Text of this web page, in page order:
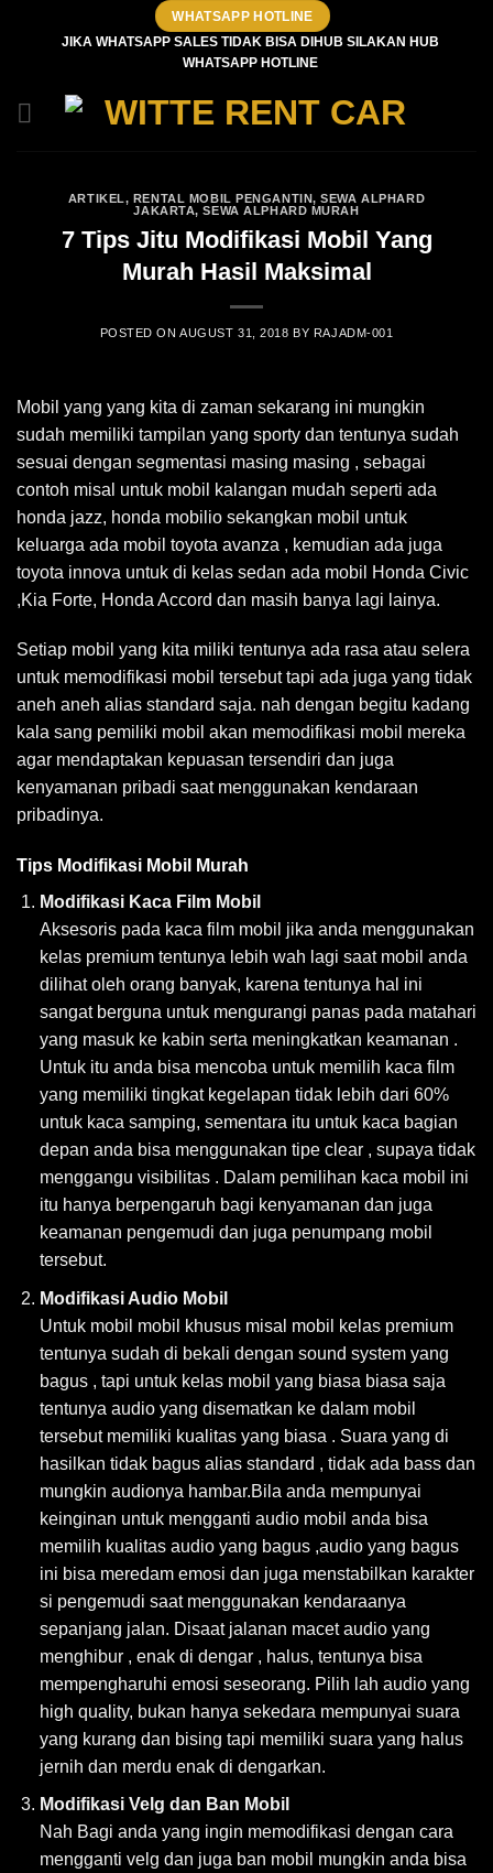
WHATSAPP HOTLINE
JIKA WHATSAPP SALES TIDAK BISA DIHUB SILAKAN HUB
WHATSAPP HOTLINE
ARTIKEL, RENTAL MOBIL PENGANTIN,SEWA ALPHARD
JAKARTA,SEWA ALPHARD MURAH
7 Tips Jitu Modifikasi Mobil Yang
Murah Hasil Maksimal
POSTED ONAUGUST 31, 2018 BY RAJADM-001
Mobil yang yang kita di zaman sekarang ini mungkin
sudah memiliki tampilan yang sporty dan tentunya sudah
sesuai dengan segmentasi masing masing , sebagai
contoh misal untuk mobil kalangan mudah seperti ada
honda jazz, honda mobilio sekangkan mobil untuk
keluarga ada mobil toyota avanza , kemudian ada juga
toyota innova untuk di kelas sedan ada mobil Honda Civic
,Kia Forte, Honda Accord dan masih banya lagi lainya.
Setiap mobil yang kita miliki tentunya ada rasa atau selera
untuk memodifikasi mobil tersebut tapi ada juga yang tidak
aneh aneh alias standard saja. nah dengan begitu kadang
kala sang pemiliki mobil akan memodifikasi mobil mereka
agar mendaptakan kepuasan tersendiri dan juga
kenyamanan pribadi saat menggunakan kendaraan
pribadinya.
Tips Modifikasi Mobil Murah
Modifikasi Kaca Film Mobil
Aksesoris pada kaca film mobil jika anda menggunakan
kelas premium tentunya lebih wah lagi saat mobil anda
dilihat oleh orang banyak, karena tentunya hal ini
sangat berguna untuk mengurangi panas pada matahari
yang masuk ke kabin serta meningkatkan keamanan .
Untuk itu anda bisa mencoba untuk memilih kaca film
yang memiliki tingkat kegelapan tidak lebih dari 60%
untuk kaca samping, sementara itu untuk kaca bagian
depan anda bisa menggunakan tipe clear , supaya tidak
menggangu visibilitas . Dalam pemilihan kaca mobil ini
itu hanya berpengaruh bagi kenyamanan dan juga
keamanan pengemudi dan juga penumpang mobil
tersebut.
Modifikasi Audio Mobil
Untuk mobil mobil khusus misal mobil kelas premium
tentunya sudah di bekali dengan sound system yang
bagus , tapi untuk kelas mobil yang biasa biasa saja
tentunya audio yang disematkan ke dalam mobil
tersebut memiliki kualitas yang biasa . Suara yang di
hasilkan tidak bagus alias standard , tidak ada bass dan
mungkin audionya hambar.Bila anda mempunyai
keinginan untuk mengganti audio mobil anda bisa
memilih kualitas audio yang bagus ,audio yang bagus
ini bisa meredam emosi dan juga menstabilkan karakter
si pengemudi saat menggunakan kendaraanya
sepanjang jalan. Disaat jalanan macet audio yang
menghibur , enak di dengar , halus, tentunya bisa
mempengharuhi emosi seseorang. Pilih lah audio yang
high quality, bukan hanya sekedara mempunyai suara
yang kurang dan bising tapi memiliki suara yang halus
jernih dan merdu enak di dengarkan.
Modifikasi Velg dan Ban Mobil
Nah Bagi anda yang ingin memodifikasi dengan cara
mengganti velg dan juga ban mobil mungkin anda bisa